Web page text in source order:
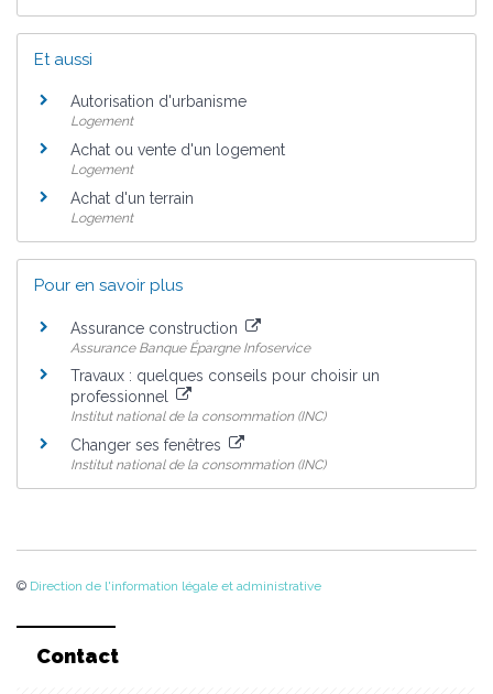
Et aussi
Autorisation d'urbanisme
Logement
Achat ou vente d'un logement
Logement
Achat d'un terrain
Logement
Pour en savoir plus
Assurance construction
Assurance Banque Épargne Infoservice
Travaux : quelques conseils pour choisir un
professionnel
Institut national de la consommation (INC)
Changer ses fenêtres
Institut national de la consommation (INC)
© Direction de l'information légale et administrative
Contact